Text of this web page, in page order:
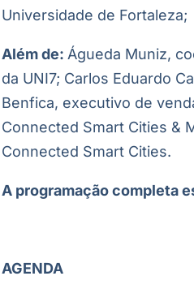
Universidade de Fortaleza;
Além de: Águeda Muniz,
da UNI7; Carlos Eduardo
Benfica, executivo de
Connected Smart Cities &
Connected Smart Cities.
A programação completa
AGENDA